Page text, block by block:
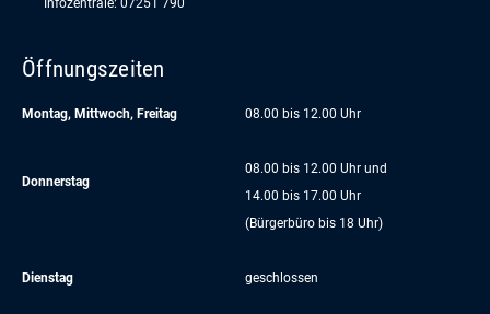
Öffnungszeiten
Montag, Mittwoch, Freitag 08.00 bis 12.00 Uhr
Donnerstag
08.00 bis 12.00 Uhr und
14.00 bis 17.00 Uhr
(Bürgerbüro bis 18 Uhr)
Dienstag geschlossen